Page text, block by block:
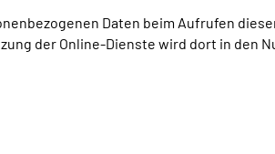
Daten beim Aufrufen
der Online-Dienste wird dort in den